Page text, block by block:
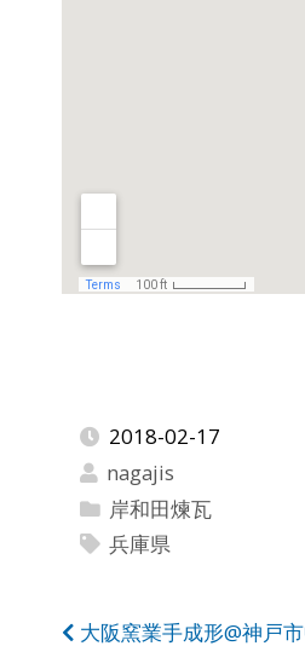
2018-02-17
nagajis
岸和田煉瓦
兵庫県
投大阪窯業手成形@神戸